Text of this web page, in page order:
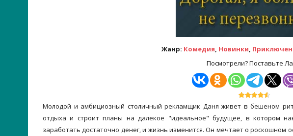
Жанр: Комедия, Новинки,
Посмотрели? Поставьте
Молодой и амбициозный столичный рекламщик Даня живет в бешеном
отдыха и строит планы на далекое "идеальное" будущее, в котором
заработать достаточно денег, и жизнь изменится. Он мечтает о роскошном